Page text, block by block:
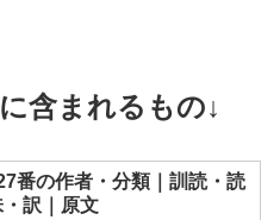
含まれるもの↓
番の作者・分類｜訓読・読
訳｜原文